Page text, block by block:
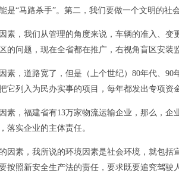
是“马路杀手”。第二，我们要做一个文明的社
，我们从管理的角度来说，车辆的准入、变
的问题，现在全省都在推广，右视角盲区安
，道路宽了，但是（上个世纪）80年代、90
它列入为民办实事的项目，每年都发出专项资
，福建省有13万家物流运输企业，那么，企
落实企业的主体责任。
素，我所说的环境因素是社会环境，就包括
按照新安全生产法的责任，要求既要追究驾